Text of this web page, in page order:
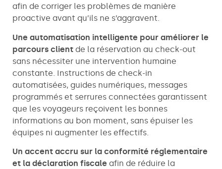
afin de corriger les problèmes de manière
proactive avant qu’ils ne s’aggravent.
Une automatisation intelligente pour améliorer le
parcours client de la réservation au check-out
sans nécessiter une intervention humaine
constante. Instructions de check-in
automatisées, guides numériques, messages
programmés et serrures connectées garantissent
que les voyageurs reçoivent les bonnes
informations au bon moment, sans épuiser les
équipes ni augmenter les effectifs.
Un accent accru sur la conformité réglementaire
et la déclaration fiscale afin de réduire la